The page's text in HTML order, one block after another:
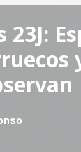
23J: